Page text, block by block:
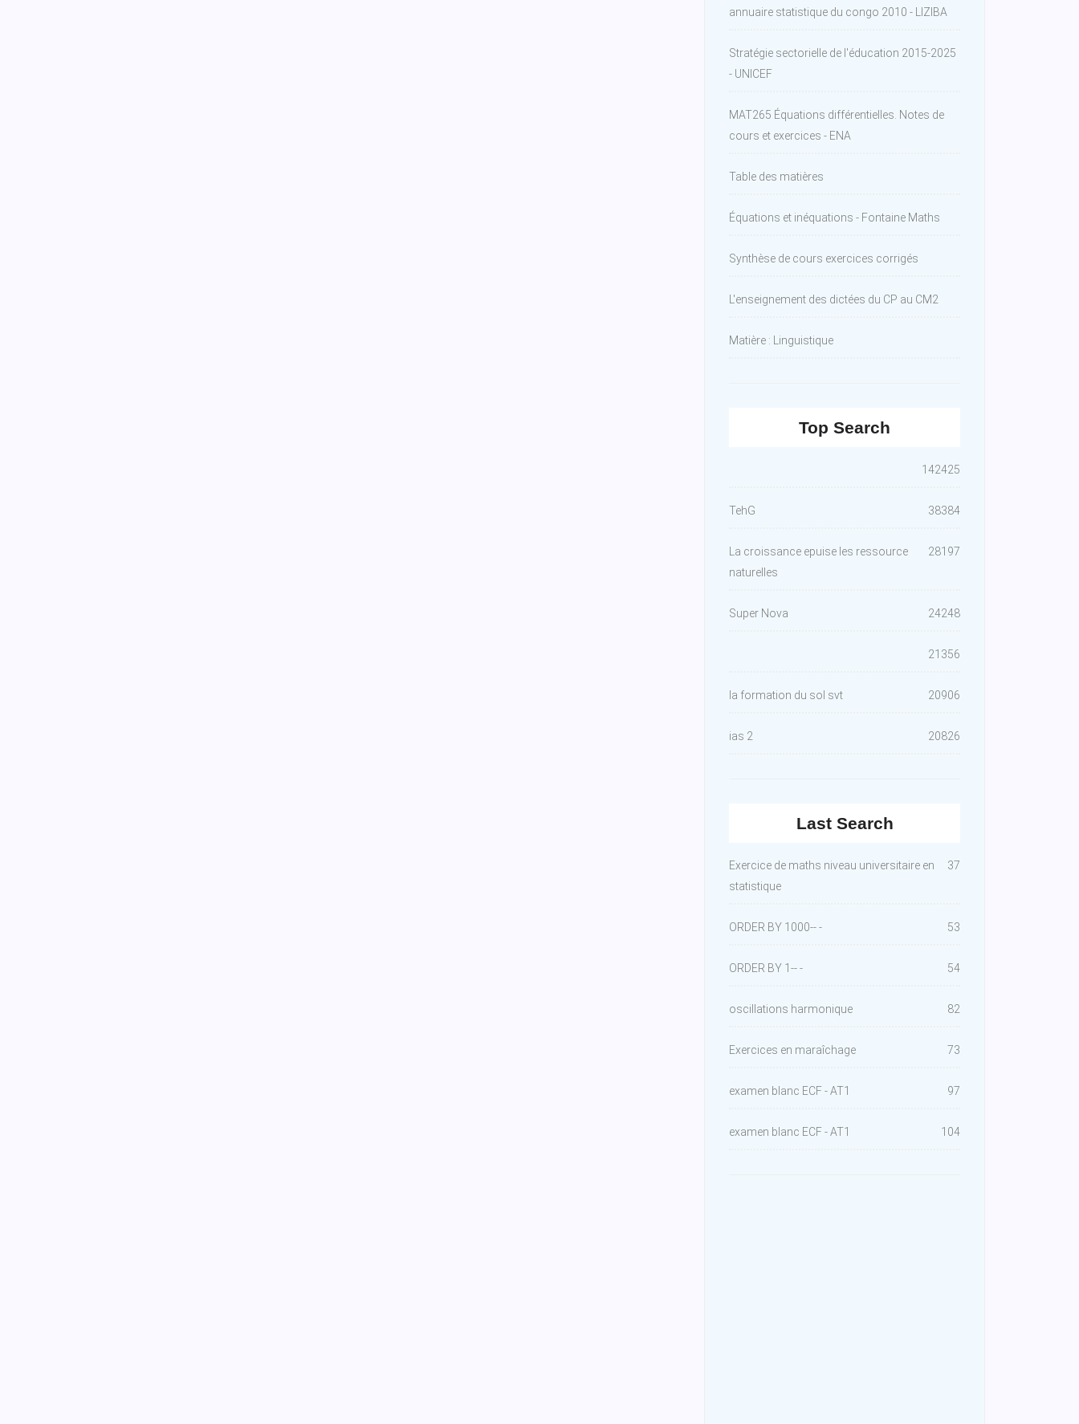
annuaire statistique du congo 2010 - LIZIBA
Stratégie sectorielle de l'éducation 2015-2025
- UNICEF
MAT265 Équations différentielles. Notes de
cours et exercices - ENA
Table des matières
Équations et inéquations - Fontaine Maths
Synthèse de cours exercices corrigés
L'enseignement des dictées du CP au CM2
Matière : Linguistique
Top Search
142425
TehG 38384
La croissance epuise les ressource
naturelles
28197
Super Nova 24248
21356
la formation du sol svt 20906
ias 2 20826
Last Search
Exercice de maths niveau universitaire en
statistique
37
ORDER BY 1000-- - 53
ORDER BY 1-- - 54
oscillations harmonique 82
Exercices en maraîchage 73
examen blanc ECF - AT1 97
examen blanc ECF - AT1 104